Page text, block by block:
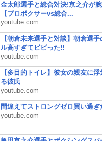
金太郎選手と総合対決!京之介が
【プロボクサーvs総合...
youtube.com
【朝倉未来選手と対談】朝倉選
ル高すぎてビビった!!
youtube.com
【多目的トイレ】彼女の親友に
る彼氏
youtube.com
間違えてストロングゼロ買い過ぎ
youtube.com